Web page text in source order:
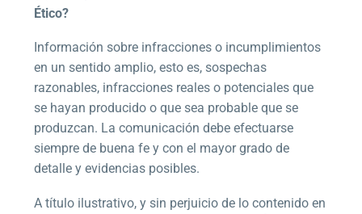
Ético?
Información sobre infracciones o incumplimientos
en un sentido amplio, esto es, sospechas
razonables, infracciones reales o potenciales que
se hayan producido o que sea probable que se
produzcan. La comunicación debe efectuarse
siempre de buena fe y con el mayor grado de
detalle y evidencias posibles.
A título ilustrativo, y sin perjuicio de lo contenido en